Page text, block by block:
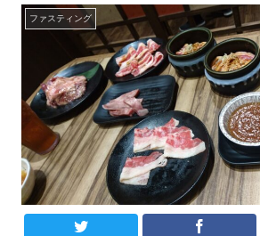
ファスティング